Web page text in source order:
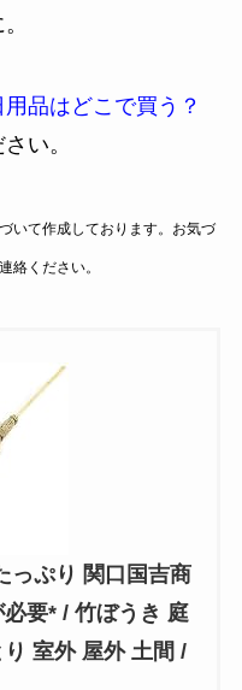
用品はどこで買う？
い。
いて作成しております。お気づ
絡ください。
っぷり 関口国吉商
要* / 竹ぼうき 庭
室外 屋外 土間 /